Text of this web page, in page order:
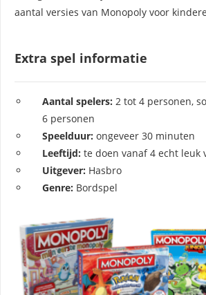
aantal versies van Monopoly voor
Extra spel informatie
Aantal spelers: 2 tot 4 personen,
6 personen
Speelduur:ongeveer 30 minuten
Leeftijd:te doen vanaf 4 echt leuk
Uitgever: Hasbro
Genre: Bordspel